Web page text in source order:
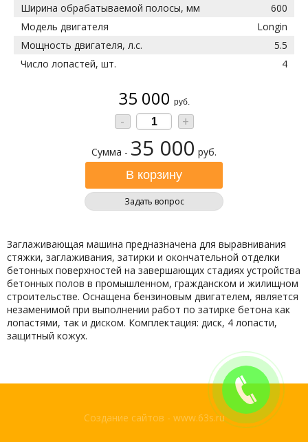
Ширина обрабатываемой полосы, мм
600
Модель двигателя
Longin
Мощность двигателя, л.с.
5.5
Число лопастей, шт.
4
35 000 руб.
- +
Сумма - 35 000 руб.
Задать вопрос
Заглаживающая машина предназначена для выравнивания
стяжки, заглаживания, затирки и окончательной отделки
бетонных поверхностей на завершающих стадиях устройства
бетонных полов в промышленном, гражданском и жилищном
строительстве. Оснащена бензиновым двигателем, является
незаменимой при выполнении работ по затирке бетона как
лопастями, так и диском. Комплектация: диск, 4 лопасти,
защитный кожух.
Создание сайтов - www.63s.ru